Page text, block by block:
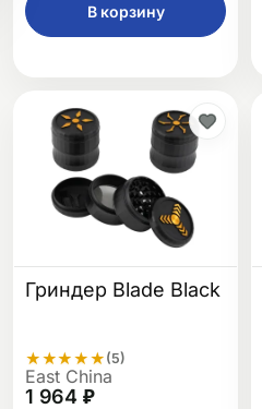
В корзину
Гриндер Blade Black
★★★★★ (5)
East China
1 964 ₽